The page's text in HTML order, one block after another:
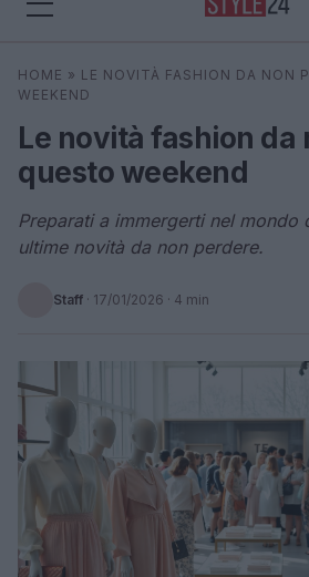
Cerca
HOME » LE NOVITÀ FASHION DA NON
WEEKEND
Le novità fashion da
questo weekend
Preparati a immergerti nel mondo
ultime novità da non perdere.
Staff · 17/01/2026 · 4 min